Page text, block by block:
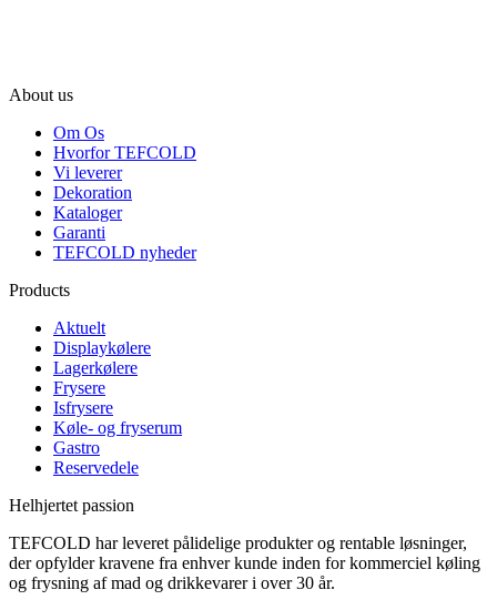
About us
Om Os
Hvorfor TEFCOLD
Vi leverer
Dekoration
Kataloger
Garanti
TEFCOLD nyheder
Products
Aktuelt
Displaykølere
Lagerkølere
Frysere
Isfrysere
Køle- og fryserum
Gastro
Reservedele
Helhjertet passion
TEFCOLD har leveret pålidelige produkter og rentable løsninger,
der opfylder kravene fra enhver kunde inden for kommerciel køling
og frysning af mad og drikkevarer i over 30 år.